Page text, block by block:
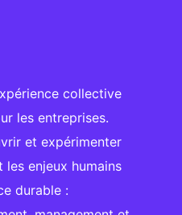
collective
les entreprises.
et expérimenter
les enjeux humains
durable :